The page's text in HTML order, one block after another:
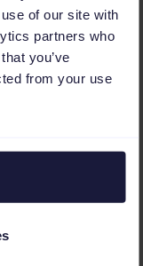
of our site with
partners who
you’ve
from your use
a través de la
del mercado.
importancia